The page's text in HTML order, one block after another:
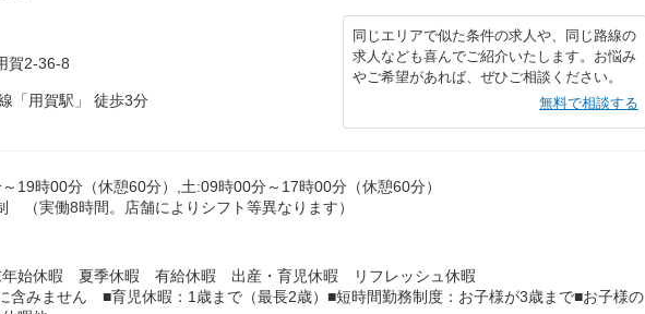
賀2-36-8
「用賀駅」 徒歩3分
同じエリアで似た条件の求人や、同じ路線の
求人なども喜んでご紹介いたします。お悩み
やご希望があれば、ぜひご相談ください。
無料で相談する
19時00分（休憩60分）,土:09時00分～17時00分（休憩60分）
（実働8時間。店舗によりシフト等異なります）
始休暇 夏季休暇 有給休暇 出産・育児休暇 リフレッシュ休暇
含みません ■育児休暇：1歳まで（最長2歳）■短時間勤務制度：お子様が3歳まで■お子様の